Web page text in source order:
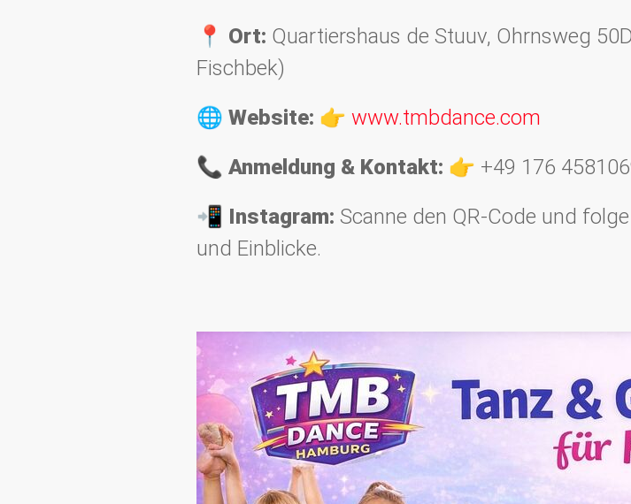
📍 Ort: Quartiershaus de Stuuv, Ohrnsweg
Fischbek)
🌐 Website: 👉 www.tmbdance.com
📞 Anmeldung & Kontakt: 👉 +49 176
📲 Instagram: Scanne den QR-Code und
und Einblicke.